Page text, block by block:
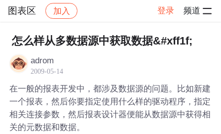
图表区 加入 登录 频道
社区 图表区 帖子详情
怎么样从多数据源中获取数据&#xff1f;
adrom
2009-05-14
在一般的报表开发中，都涉及数据源的问题。比如新建
一个报表，然后你要指定使用什么样的驱动程序，指定
相关连接参数，然后报表设计器便能从数据源中获得相
关的元数据和数据。